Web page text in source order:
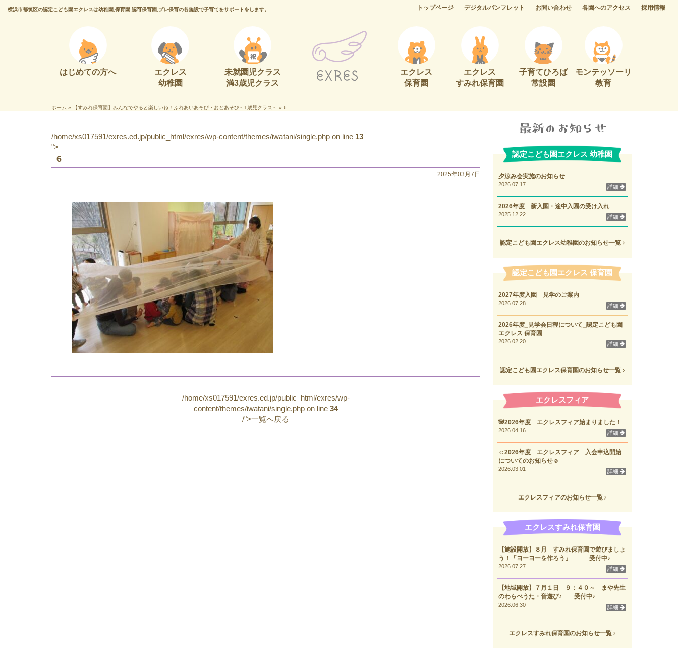
横浜市都筑区の認定こども園エクレスは幼稚園,保育園,認可保育園,プレ保育の各施設で子育てをサポートをします。 トップページ デジタルパンフレット お問い合わせ 各園へのアクセス 採用情報
はじめての方へ
エクレス
幼稚園
未就園児クラス
満3歳児クラス
エクレス
保育園
エクレス
すみれ保育園
子育てひろば
常設園
モンテッソーリ
教育
ホーム » 【すみれ保育園】みんなでやると楽しいね！ふれあいあそび・おとあそび～1歳児クラス～ » 6
/home/xs017591/exres.ed.jp/public_html/exres/wp-content/themes/iwatani/single.php on line 13
">
6
2025年03月7日
/home/xs017591/exres.ed.jp/public_html/exres/wp-
content/themes/iwatani/single.php on line 34
/">一覧へ戻る
認定こども園エクレス 幼稚園
夕涼み会実施のお知らせ
2026.07.17 詳細
2026年度 新入園・途中入園の受け入れ
2025.12.22 詳細
認定こども園エクレス幼稚園のお知らせ一覧
認定こども園エクレス 保育園
2027年度入園 見学のご案内
2026.07.28 詳細
2026年度_見学会日程について_認定こども園
エクレス 保育園
2026.02.20 詳細
認定こども園エクレス保育園のお知らせ一覧
エクレスフィア
🐼2026年度 エクレスフィア始まりました！
2026.04.16 詳細
☺2026年度 エクレスフィア 入会申込開始
についてのお知らせ☺
2026.03.01 詳細
エクレスフィアのお知らせ一覧
エクレスすみれ保育園
【施設開放】８月 すみれ保育園で遊びましょ
う！「ヨーヨーを作ろう」 受付中♪
2026.07.27 詳細
【地域開放】７月１日 ９：４０～ まや先生
のわらべうた・音遊び♪ 受付中♪
2026.06.30 詳細
エクレスすみれ保育園のお知らせ一覧